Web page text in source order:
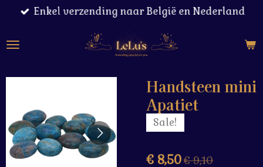
naar
Enkel verzending naar België en Nederland
Handsteen mini
Apatiet
Sale!
€ 8,50€ 9,10